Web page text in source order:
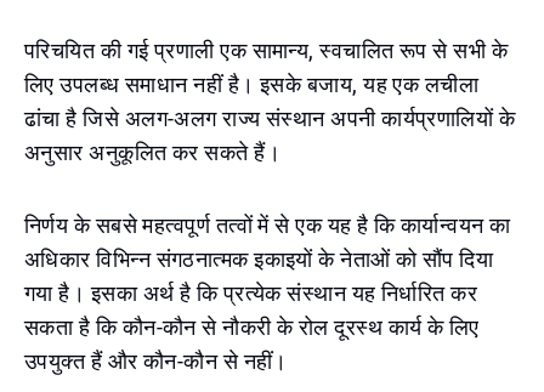
परिचयित की गई प्रणाली एक सामान्य, स्वचालित रूप से सभी के
लिए उपलब्ध समाधान नहीं है। इसके बजाय, यह एक लचीला
ढांचा है जिसे अलग-अलग राज्य संस्थान अपनी कार्यप्रणालियों के
अनुसार अनुकूलित कर सकते हैं।
निर्णय के सबसे महत्वपूर्ण तत्वों में से एक यह है कि कार्यान्वयन का
अधिकार विभिन्न संगठनात्मक इकाइयों के नेताओं को सौंप दिया
गया है। इसका अर्थ है कि प्रत्येक संस्थान यह निर्धारित कर
सकता है कि कौन-कौन से नौकरी के रोल दूरस्थ कार्य के लिए
उपयुक्त हैं और कौन-कौन से नहीं।